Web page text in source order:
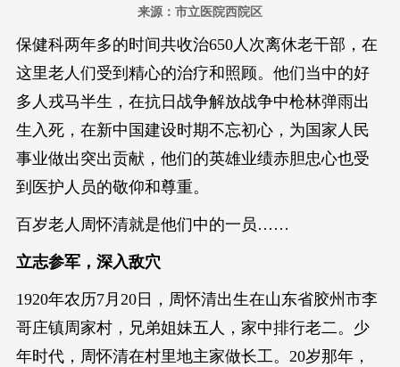
来源：市立医院西院区
保健科两年多的时间共收治650人次离休老干部，在
这里老人们受到精心的治疗和照顾。他们当中的好
多人戎马半生，在抗日战争解放战争中枪林弹雨出
生入死，在新中国建设时期不忘初心，为国家人民
事业做出突出贡献，他们的英雄业绩赤胆忠心也受
到医护人员的敬仰和尊重。
百岁老人周怀清就是他们中的一员……
立志参军，深入敌穴
1920年农历7月20日，周怀清出生在山东省胶州市李
哥庄镇周家村，兄弟姐妹五人，家中排行老二。少
年时代，周怀清在村里地主家做长工。20岁那年，